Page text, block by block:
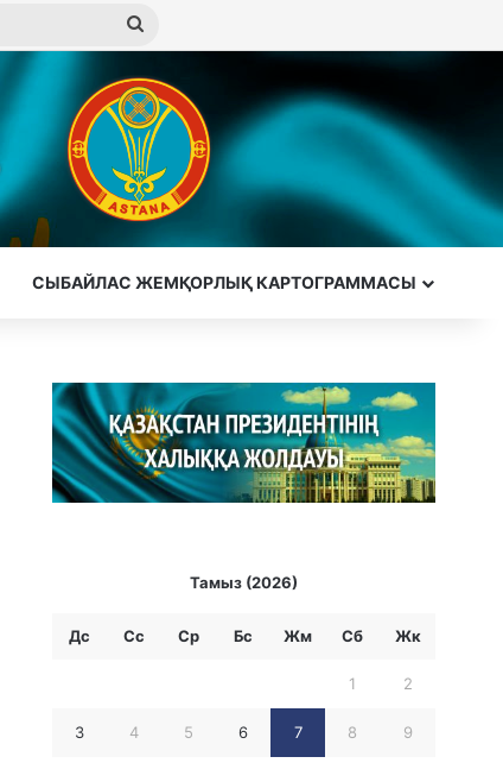
Іздеу
СЫБАЙЛАС ЖЕМҚОРЛЫҚ КАРТОГРАММАСЫ
Тамыз (2026)
Дс Сс Ср Бc Жм Сб Жк
1 2
3 4 5 6 7 8 9